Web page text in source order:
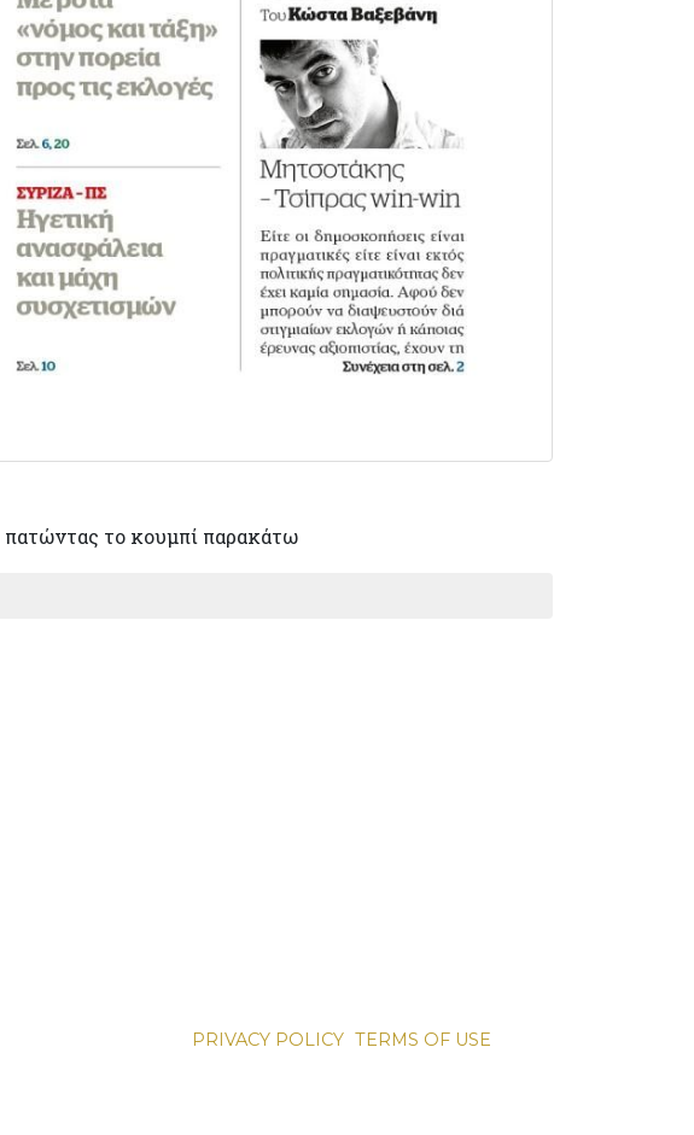
πατώντας το κουμπί παρακάτω
PRIVACY POLICY TERMS OF USE